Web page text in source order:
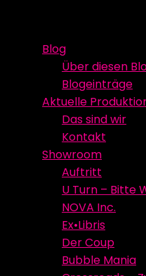
contentBlog
Über diesen
Blogeinträge
Aktuelle
Das sind wir
Kontakt
Showroom
Auftritt
U Turn – Bitte
NOVA Inc.
Ex•Libris
Der Coup
Bubble Mania